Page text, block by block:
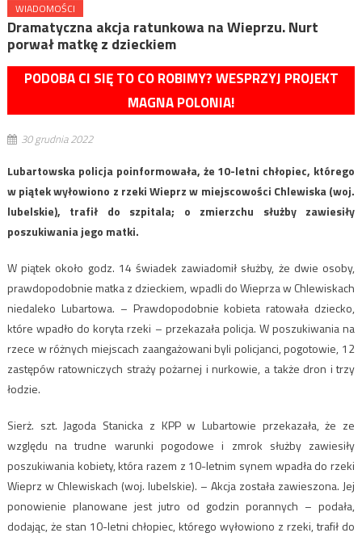
WIADOMOŚCI
Dramatyczna akcja ratunkowa na Wieprzu. Nurt
porwał matkę z dzieckiem
PODOBA CI SIĘ TO CO ROBIMY? WESPRZYJ PROJEKT
MAGNA POLONIA!
30 grudnia 2022
Lubartowska policja poinformowała, że 10-letni chłopiec, którego
w piątek wyłowiono z rzeki Wieprz w miejscowości Chlewiska (woj.
lubelskie), trafił do szpitala; o zmierzchu służby zawiesiły
poszukiwania jego matki.
W piątek około godz. 14 świadek zawiadomił służby, że dwie osoby,
prawdopodobnie matka z dzieckiem, wpadli do Wieprza w Chlewiskach
niedaleko Lubartowa. – Prawdopodobnie kobieta ratowała dziecko,
które wpadło do koryta rzeki – przekazała policja. W poszukiwania na
rzece w różnych miejscach zaangażowani byli policjanci, pogotowie, 12
zastępów ratowniczych straży pożarnej i nurkowie, a także dron i trzy
łodzie.
Sierż. szt. Jagoda Stanicka z KPP w Lubartowie przekazała, że ze
względu na trudne warunki pogodowe i zmrok służby zawiesiły
poszukiwania kobiety, która razem z 10-letnim synem wpadła do rzeki
Wieprz w Chlewiskach (woj. lubelskie). – Akcja została zawieszona. Jej
ponowienie planowane jest jutro od godzin porannych – podała,
dodając, że stan 10-letni chłopiec, którego wyłowiono z rzeki, trafił do